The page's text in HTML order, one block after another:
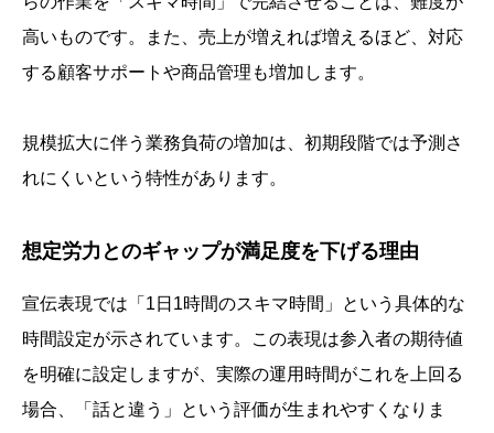
高いものです。また、売上が増えれば増えるほど、対応
する顧客サポートや商品管理も増加します。
規模拡大に伴う業務負荷の増加は、初期段階では予測さ
れにくいという特性があります。
想定労力とのギャップが満足度を下げる理由
宣伝表現では「1日1時間のスキマ時間」という具体的な
時間設定が示されています。この表現は参入者の期待値
を明確に設定しますが、実際の運用時間がこれを上回る
場合、「話と違う」という評価が生まれやすくなりま